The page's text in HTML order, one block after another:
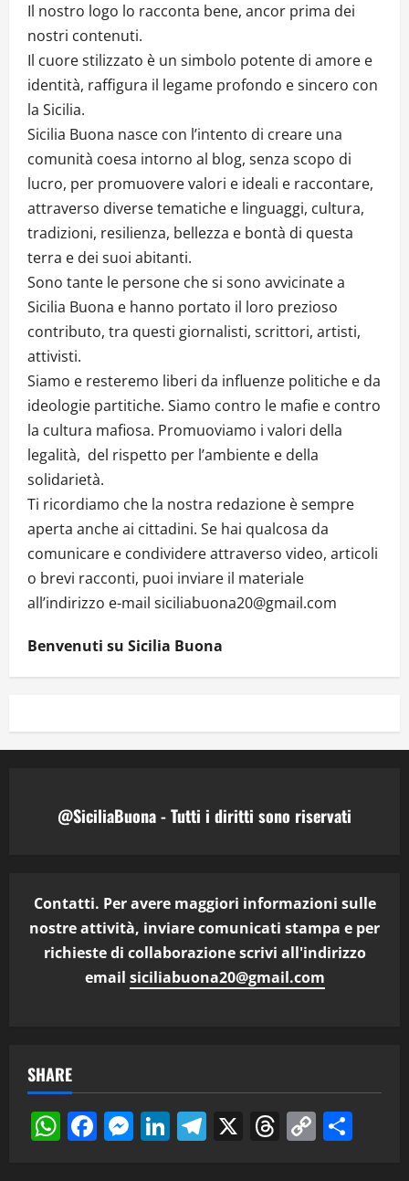
Il nostro logo lo racconta bene, ancor prima dei
nostri contenuti.
Il cuore stilizzato è un simbolo potente di amore e
identità, raffigura il legame profondo e sincero con
la Sicilia.
Sicilia Buona nasce con l’intento di creare una
comunità coesa intorno al blog, senza scopo di
lucro, per promuovere valori e ideali e raccontare,
attraverso diverse tematiche e linguaggi, cultura,
tradizioni, resilienza, bellezza e bontà di questa
terra e dei suoi abitanti.
Sono tante le persone che si sono avvicinate a
Sicilia Buona e hanno portato il loro prezioso
contributo, tra questi giornalisti, scrittori, artisti,
attivisti.
Siamo e resteremo liberi da influenze politiche e da
ideologie partitiche. Siamo contro le mafie e contro
la cultura mafiosa. Promuoviamo i valori della
legalità, del rispetto per l’ambiente e della
solidarietà.
Ti ricordiamo che la nostra redazione è sempre
aperta anche ai cittadini. Se hai qualcosa da
comunicare e condividere attraverso video, articoli
o brevi racconti, puoi inviare il materiale
all’indirizzo e-mail siciliabuona20@gmail.com
Benvenuti su Sicilia Buona
@SiciliaBuona - Tutti i diritti sono riservati
Contatti. Per avere maggiori informazioni sulle
nostre attività, inviare comunicati stampa e per
richieste di collaborazione scrivi all'indirizzo
email siciliabuona20@gmail.com
SHARE
WhatsApp
Facebook
Messenger
LinkedIn
Telegram
X Threads
Copy